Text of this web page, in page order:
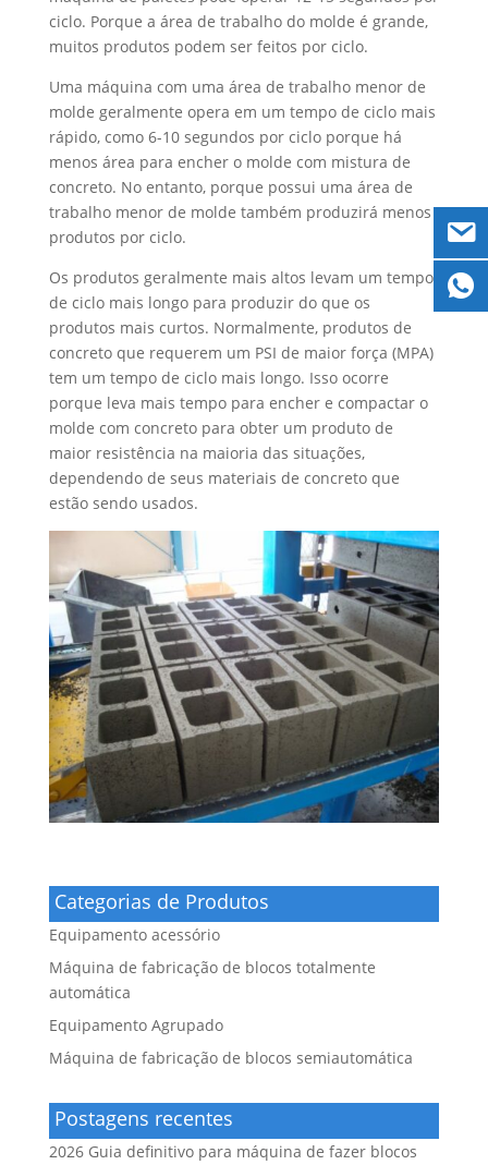
ciclo. Porque a área de trabalho do molde é grande,
muitos produtos podem ser feitos por ciclo.
Uma máquina com uma área de trabalho menor de
molde geralmente opera em um tempo de ciclo mais
rápido, como 6-10 segundos por ciclo porque há
menos área para encher o molde com mistura de
concreto. No entanto, porque possui uma área de
trabalho menor de molde também produzirá menos
produtos por ciclo.
Os produtos geralmente mais altos levam um tempo
de ciclo mais longo para produzir do que os
produtos mais curtos. Normalmente, produtos de
concreto que requerem um PSI de maior força (MPA)
tem um tempo de ciclo mais longo. Isso ocorre
porque leva mais tempo para encher e compactar o
molde com concreto para obter um produto de
maior resistência na maioria das situações,
dependendo de seus materiais de concreto que
estão sendo usados.
Categorias de Produtos
Equipamento acessório
Máquina de fabricação de blocos totalmente
automática
Equipamento Agrupado
Máquina de fabricação de blocos semiautomática
Postagens recentes
2026 Guia definitivo para máquina de fazer blocos